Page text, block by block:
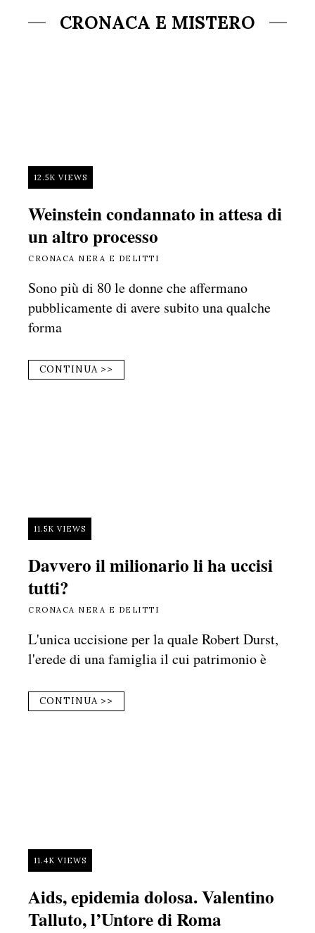
CRONACA E MISTERO
12.5K VIEWS
Weinstein condannato in attesa di
un altro processo
CRONACA NERA E DELITTI
Sono più di 80 le donne che affermano
pubblicamente di avere subito una qualche
forma
CONTINUA >>
11.5K VIEWS
Davvero il milionario li ha uccisi
tutti?
CRONACA NERA E DELITTI
L'unica uccisione per la quale Robert Durst,
l'erede di una famiglia il cui patrimonio è
CONTINUA >>
11.4K VIEWS
Aids, epidemia dolosa. Valentino
Talluto, l’Untore di Roma